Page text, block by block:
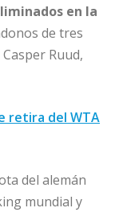
en la
de tres
Ruud,
retira del WTA
del alemán
mundial y